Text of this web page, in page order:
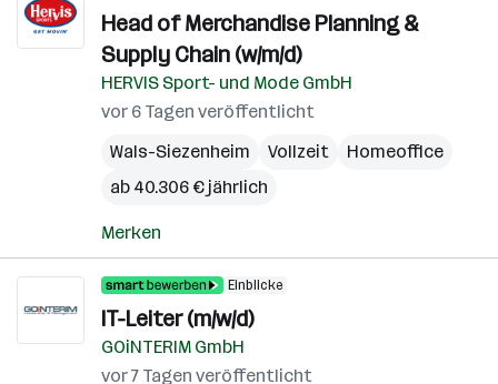
Head of Merchandise Planning &
Supply Chain (w/m/d)
HERVIS Sport- und Mode GmbH
vor 6 Tagen veröffentlicht
Wals-Siezenheim
Vollzeit
Homeoffice
ab 40.306 € jährlich
Merken
Einblicke
IT-Leiter (m/w/d)
GOiNTERIM GmbH
vor 7 Tagen veröffentlicht